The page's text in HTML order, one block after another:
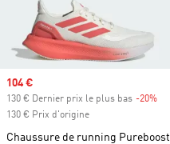
Prix soldé
104 €
130 € Dernier prix le plus bas -20%
130 € Prix d'origine
Chaussure de running Pureboost